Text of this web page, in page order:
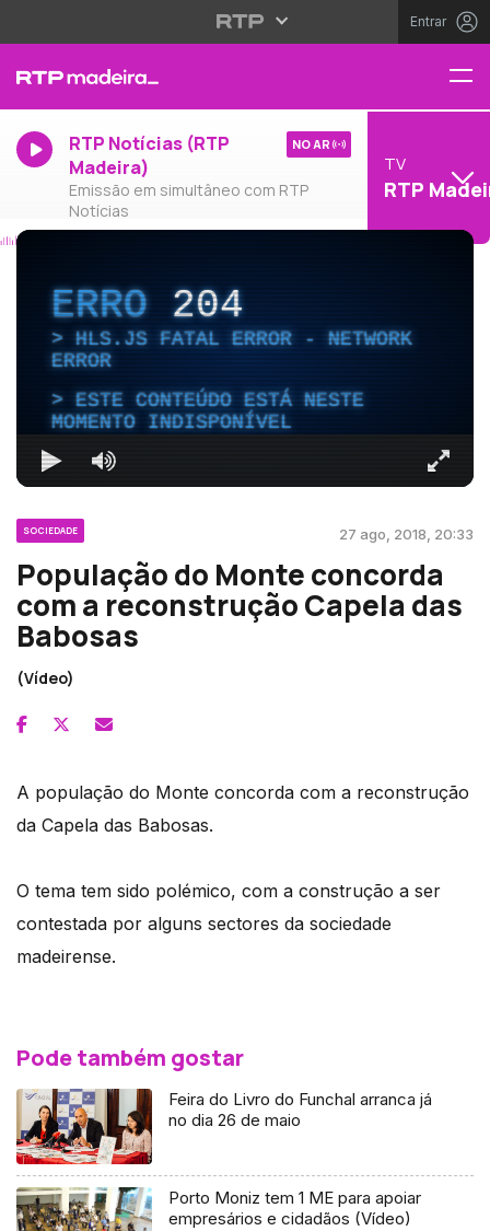
Entrar
RTP Notícias (RTP
Madeira)
Emissão em simultâneo com RTP
Notícias
NO AR
TV
RTP
ERRO204
HLS.JS FATAL ERROR - NETWORK
ERROR
ESTE CONTEÚDO ESTÁ NESTE
MOMENTO INDISPONÍVEL
SOCIEDADE 27 ago, 2018, 20:33
População do Monte concorda
com a reconstrução Capela das
Babosas
(Vídeo)
A população do Monte concorda com a reconstrução
da Capela das Babosas.
O tema tem sido polémico, com a construção a ser
contestada por alguns sectores da sociedade
madeirense.
Pode também gostar
Feira do Livro do Funchal arranca já
no dia 26 de maio
Porto Moniz tem 1 ME para apoiar
empresários e cidadãos (Vídeo)